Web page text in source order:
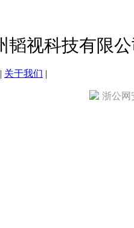
韬视科技有限
| 关于我们 |
浙公网